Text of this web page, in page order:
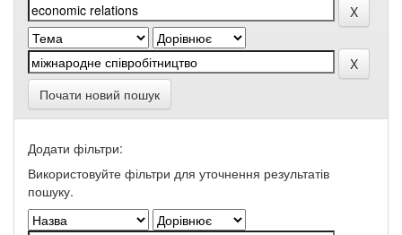
Почати новий пошук
Додати фільтри:
Використовуйте фільтри для уточнення результатів
пошуку.